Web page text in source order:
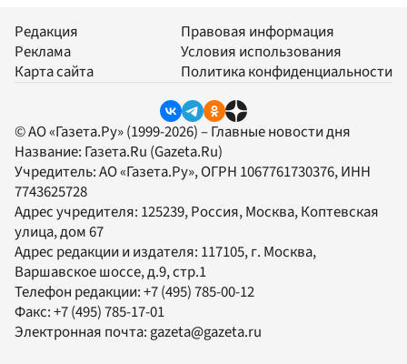
Редакция
Реклама
Карта сайта
Правовая информация
Условия использования
Политика конфиденциальности
© АО «Газета.Ру» (1999-2026) – Главные новости дня
Название: Газета.Ru (Gazeta.Ru)
Учредитель:АО «Газета.Ру», ОГРН 1067761730376, ИНН
7743625728
Адрес учредителя: 125239, Россия, Москва, Коптевская
улица, дом 67
Адрес редакции и издателя: 117105, г. Москва,
Варшавское шоссе, д.9, стр.1
Телефон редакции:+7 (495) 785-00-12
Факс:+7 (495) 785-17-01
Электронная почта:gazeta@gazeta.ru